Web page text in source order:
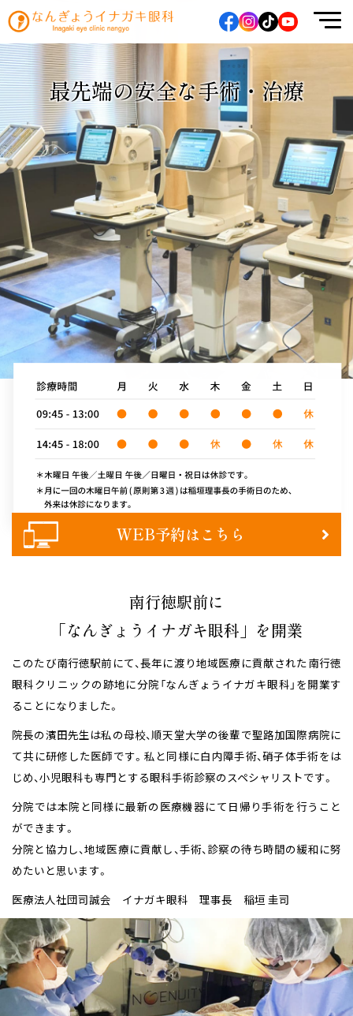
なんぎょうイナガキ眼科
最先端の安全な手術・ 治療
WEB予約はこちら
南行徳駅前に
「なんぎょうイナガキ眼科」を開業
このたび南行徳駅前にて、長年に渡り地域医療に貢献された南行徳
眼科クリニックの跡地に分院「なんぎょうイナガキ眼科」を開業す
ることになりました。
院長の濱田先生は私の母校、順天堂大学の後輩で聖路加国際病院に
て共に研修した医師です。私と同様に白内障手術、硝子体手術をは
じめ、小児眼科も専門とする眼科手術診察のスペシャリストです。
分院では本院と同様に最新の医療機器にて日帰り手術を行うこと
ができます。
分院と協力し、地域医療に貢献し、手術、診察の待ち時間の緩和に努
めたいと思います。
医療法人社団司誠会 イナガキ眼科 理事長 稲垣 圭司